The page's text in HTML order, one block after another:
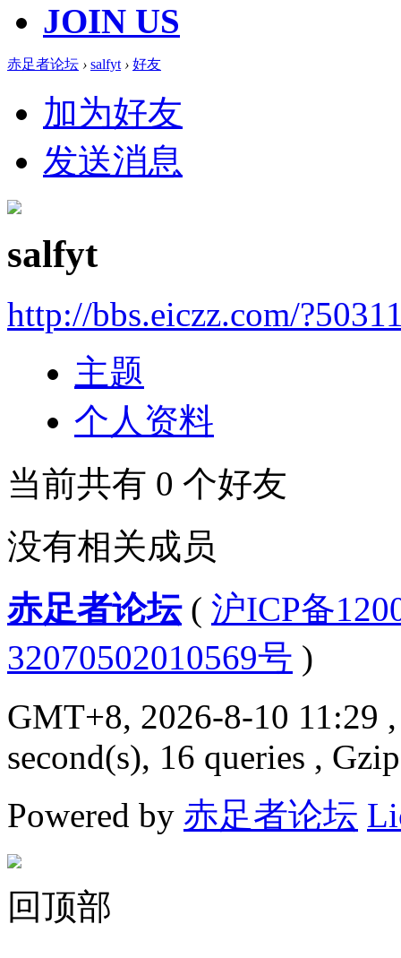
JOIN US
赤足者论坛 › salfyt › 好友
加为好友
发送消息
salfyt
http://bbs.eiczz.com/
主题
个人资料
当前共有 0 个好友
没有相关成员
赤足者论坛( 沪ICP备
32070502010569号 )
GMT+8, 2026-8-10 11:29
second(s), 16 queries ,
Powered by 赤足者论坛
回顶部